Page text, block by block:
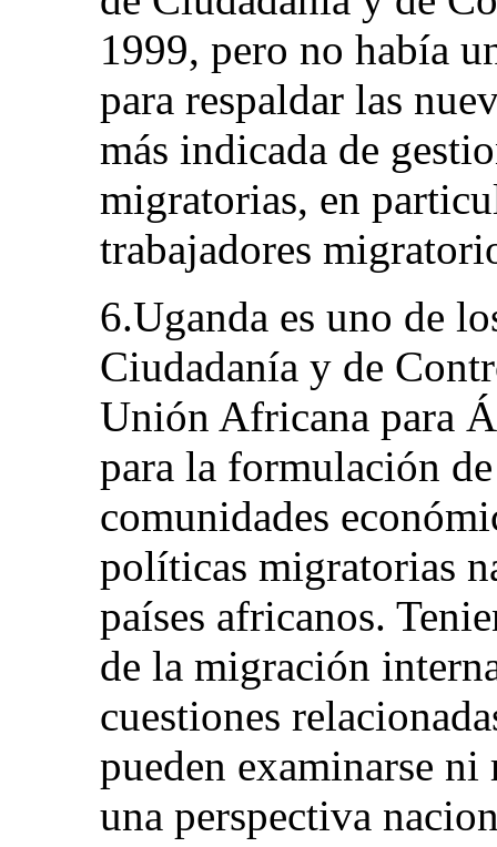
1999, pero no había
para respaldar las
más indicada de
migratorias, en
trabajadores
6.Uganda es uno de
Ciudadanía y de
Unión Africana para
para la formulación
comunidades
políticas migratorias
países africanos.
de la migración
cuestiones
pueden examinarse ni
una perspectiva